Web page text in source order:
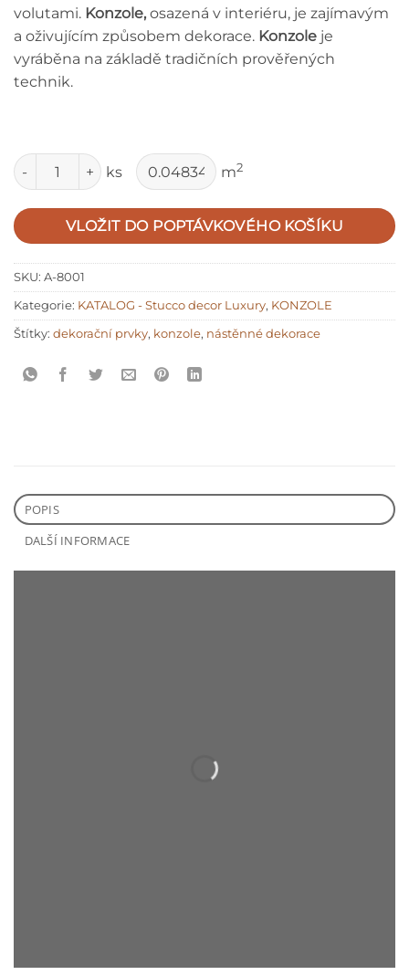
volutami. Konzole, osazená v interiéru, je zajímavým
a oživujícím způsobem dekorace. Konzole je
vyráběna na základě tradičních prověřených
technik.
m2
Množství
ks
VLOŽIT DO POPTÁVKOVÉHO KOŠÍKU
SKU: A-8001
Kategorie: KATALOG - Stucco decor Luxury, KONZOLE
Štítky: dekorační prvky, konzole, nástěnné dekorace
POPIS
DALŠÍ INFORMACE